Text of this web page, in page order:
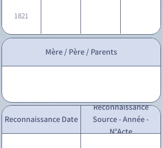
1821
Mère / Père / Parents
Reconnaissance Date
Reconnaissance
Source - Année -
N°Acte